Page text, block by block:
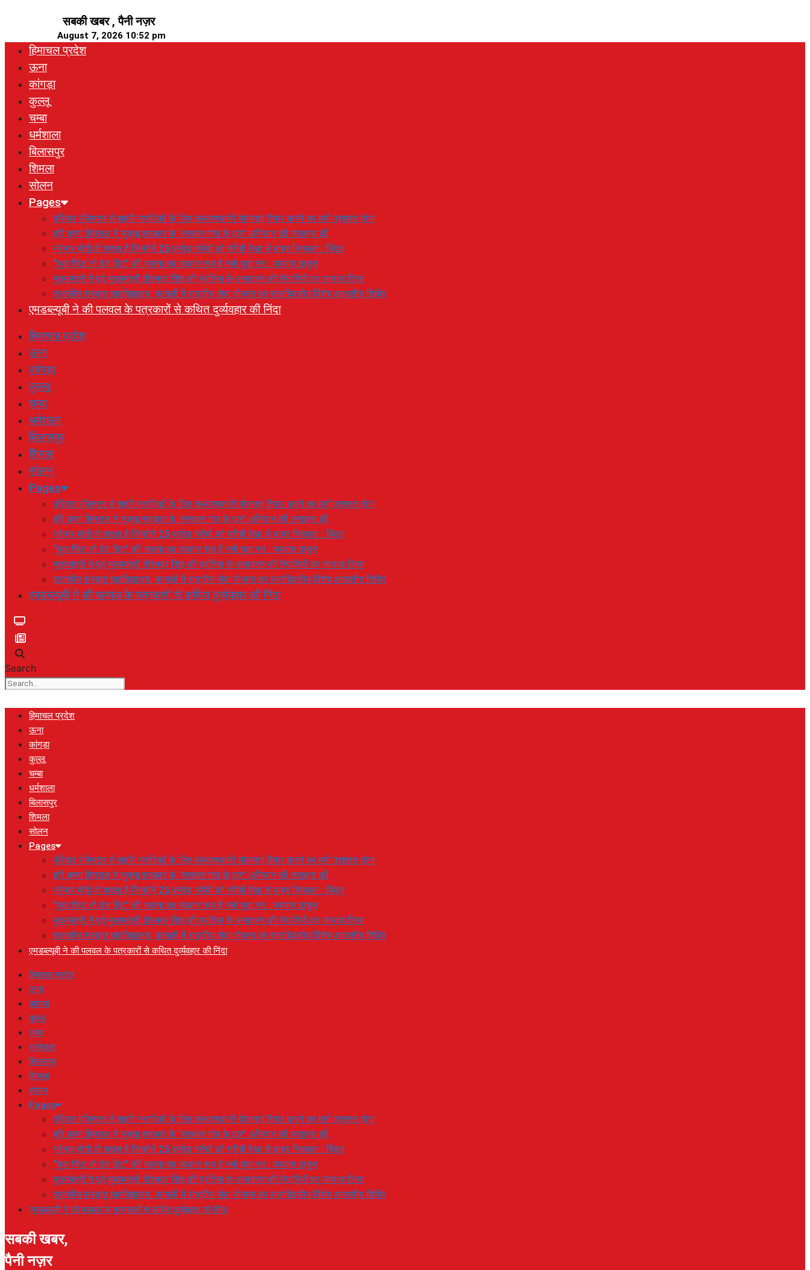
content
सबकी खबर , पैनी नज़र
August 7, 2026 10:52 pm
हिमाचल प्रदेश
ऊना
कांगड़ा
कुल्लू
चम्बा
धर्मशाला
बिलासपुर
शिमला
सोलन
Pages
परिवार रजिस्टर से शहरी नागरिकों के लिए कल्याणकारी योजनाएं तैयार करने का मार्ग प्रशस्त होगा
हरि कृष्ण हिमराल ने सुक्खू सरकार के ‘सरकार गांव के द्वार’ अभियान की सराहना की,
नरेन्द्र मोदी वो शख्स है जिन्होनें 25 करोड़ गरीबों को गरीबी रेखा से बाहर निकाला : बिंदल
“युवा फिट तो देश हिट” की भावना का साकार रूप है नमो युवा रन : जयराम ठाकुर
मुख्यमंत्री ने पूर्व मुख्यमंत्री वीरभद्र सिंह की प्रतिमा के अनावरण की तैयारियों का जायजा लिया
राजकीय संस्कृत महाविद्यालय, फागली में राष्ट्रीय सेवा योजना का सप्तदिवसीय विशेष आवासीय शिविर
एमडब्ल्यूबी ने की पलवल के पत्रकारों से कथित दुर्व्यवहार की निंदा
हिमाचल प्रदेश
ऊना
कांगड़ा
कुल्लू
चम्बा
धर्मशाला
बिलासपुर
शिमला
सोलन
Pages
परिवार रजिस्टर से शहरी नागरिकों के लिए कल्याणकारी योजनाएं तैयार करने का मार्ग प्रशस्त होगा
हरि कृष्ण हिमराल ने सुक्खू सरकार के ‘सरकार गांव के द्वार’ अभियान की सराहना की,
नरेन्द्र मोदी वो शख्स है जिन्होनें 25 करोड़ गरीबों को गरीबी रेखा से बाहर निकाला : बिंदल
“युवा फिट तो देश हिट” की भावना का साकार रूप है नमो युवा रन : जयराम ठाकुर
मुख्यमंत्री ने पूर्व मुख्यमंत्री वीरभद्र सिंह की प्रतिमा के अनावरण की तैयारियों का जायजा लिया
राजकीय संस्कृत महाविद्यालय, फागली में राष्ट्रीय सेवा योजना का सप्तदिवसीय विशेष आवासीय शिविर
एमडब्ल्यूबी ने की पलवल के पत्रकारों से कथित दुर्व्यवहार की निंदा
Search
हिमाचल प्रदेश
ऊना
कांगड़ा
कुल्लू
चम्बा
धर्मशाला
बिलासपुर
शिमला
सोलन
Pages
परिवार रजिस्टर से शहरी नागरिकों के लिए कल्याणकारी योजनाएं तैयार करने का मार्ग प्रशस्त होगा
हरि कृष्ण हिमराल ने सुक्खू सरकार के ‘सरकार गांव के द्वार’ अभियान की सराहना की,
नरेन्द्र मोदी वो शख्स है जिन्होनें 25 करोड़ गरीबों को गरीबी रेखा से बाहर निकाला : बिंदल
“युवा फिट तो देश हिट” की भावना का साकार रूप है नमो युवा रन : जयराम ठाकुर
मुख्यमंत्री ने पूर्व मुख्यमंत्री वीरभद्र सिंह की प्रतिमा के अनावरण की तैयारियों का जायजा लिया
राजकीय संस्कृत महाविद्यालय, फागली में राष्ट्रीय सेवा योजना का सप्तदिवसीय विशेष आवासीय शिविर
एमडब्ल्यूबी ने की पलवल के पत्रकारों से कथित दुर्व्यवहार की निंदा
हिमाचल प्रदेश
ऊना
कांगड़ा
कुल्लू
चम्बा
धर्मशाला
बिलासपुर
शिमला
सोलन
Pages
परिवार रजिस्टर से शहरी नागरिकों के लिए कल्याणकारी योजनाएं तैयार करने का मार्ग प्रशस्त होगा
हरि कृष्ण हिमराल ने सुक्खू सरकार के ‘सरकार गांव के द्वार’ अभियान की सराहना की,
नरेन्द्र मोदी वो शख्स है जिन्होनें 25 करोड़ गरीबों को गरीबी रेखा से बाहर निकाला : बिंदल
“युवा फिट तो देश हिट” की भावना का साकार रूप है नमो युवा रन : जयराम ठाकुर
मुख्यमंत्री ने पूर्व मुख्यमंत्री वीरभद्र सिंह की प्रतिमा के अनावरण की तैयारियों का जायजा लिया
राजकीय संस्कृत महाविद्यालय, फागली में राष्ट्रीय सेवा योजना का सप्तदिवसीय विशेष आवासीय शिविर
एमडब्ल्यूबी ने की पलवल के पत्रकारों से कथित दुर्व्यवहार की निंदा
सबकी खबर,
पैनी नज़र